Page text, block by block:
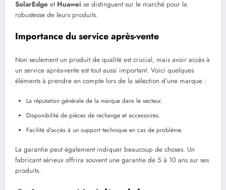
SolarEdge et Huawei se distinguent sur le marché pour la
robustesse de leurs produits.
Importance du service après-vente
Non seulement un produit de qualité est crucial, mais avoir accès à
un service après-vente est tout aussi important. Voici quelques
éléments à prendre en compte lors de la sélection d’une marque :
La réputation générale de la marque dans le secteur.
Disponibilité de pièces de rechange et accessoires.
Facilité d’accès à un support technique en cas de problème.
La garantie peut également indiquer beaucoup de choses. Un
fabricant sérieux offrira souvent une garantie de 5 à 10 ans sur ses
produits.